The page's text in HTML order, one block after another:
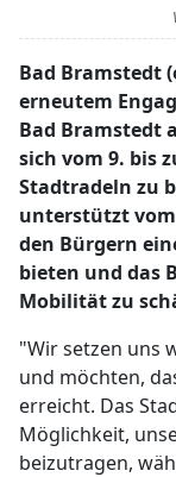
Bad Bramstedt
erneutem
Bad Bramstedt
sich vom 9. bis
Stadtradeln zu
unterstützt vom
den Bürgern
bieten und das
Mobilität zu
"Wir setzen uns
und möchten,
erreicht. Das
Möglichkeit,
beizutragen,